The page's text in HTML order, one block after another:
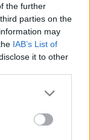
the further
parties on the
may
IAB’s List of
it to other
nachdem Amanda
Maguire Jack
Auch
ringt, die seine
eines Teddyboys